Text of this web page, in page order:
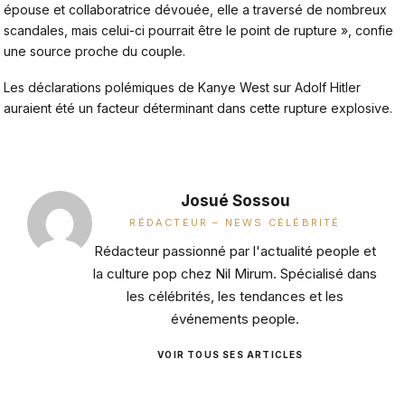
épouse et collaboratrice dévouée, elle a traversé de nombreux
scandales, mais celui-ci pourrait être le point de rupture », confie
une source proche du couple.
Les déclarations polémiques de Kanye West sur Adolf Hitler
auraient été un facteur déterminant dans cette rupture explosive.
Josué Sossou
RÉDACTEUR – NEWS CÉLÉBRITÉ
Rédacteur passionné par l'actualité people et
la culture pop chez Nil Mirum. Spécialisé dans
les célébrités, les tendances et les
événements people.
VOIR TOUS SES ARTICLES